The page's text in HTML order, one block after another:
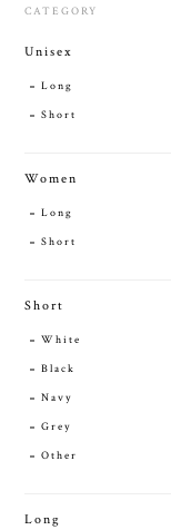
CATEGORY
Unisex
Long
Short
Women
Long
Short
Short
White
Black
Navy
Grey
Other
Long